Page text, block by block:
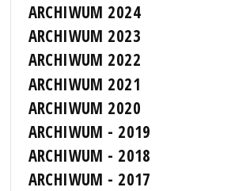
ARCHIWUM 2024
ARCHIWUM 2023
ARCHIWUM 2022
ARCHIWUM 2021
ARCHIWUM 2020
ARCHIWUM - 2019
ARCHIWUM - 2018
ARCHIWUM - 2017